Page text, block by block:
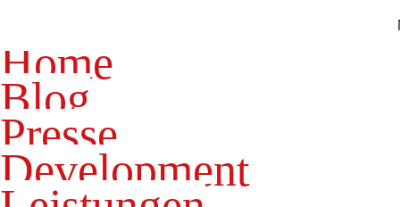
Home
Blog
Presse
Development